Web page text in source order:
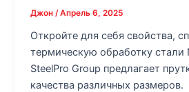
Джон /Апрель 6, 2025
Откройте для себя свойства,
термическую обработку стали
SteelPro Group предлагает
качества различных размеров.